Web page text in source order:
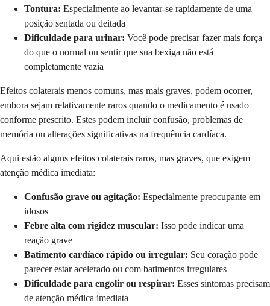
Tontura: Especialmente ao levantar-se rapidamente de uma
posição sentada ou deitada
Dificuldade para urinar: Você pode precisar fazer mais força
do que o normal ou sentir que sua bexiga não está
completamente vazia
Efeitos colaterais menos comuns, mas mais graves, podem ocorrer,
embora sejam relativamente raros quando o medicamento é usado
conforme prescrito. Estes podem incluir confusão, problemas de
memória ou alterações significativas na frequência cardíaca.
Aqui estão alguns efeitos colaterais raros, mas graves, que exigem
atenção médica imediata:
Confusão grave ou agitação: Especialmente preocupante em
idosos
Febre alta com rigidez muscular: Isso pode indicar uma
reação grave
Batimento cardíaco rápido ou irregular: Seu coração pode
parecer estar acelerado ou com batimentos irregulares
Dificuldade para engolir ou respirar: Esses sintomas precisam
de atenção médica imediata